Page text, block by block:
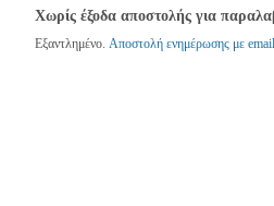
Χωρίς έξοδα αποστολής για
Εξαντλημένο. Αποστολή ενημέρωσης με email